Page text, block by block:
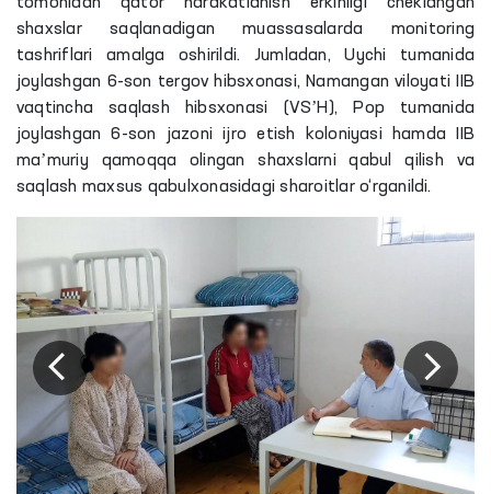
shaxslar saqlanadigan muassasalarda monitoring
tashriflari amalga oshirildi. Jumladan, Uychi tumanida
joylashgan 6-son tergov hibsxonasi, Namangan viloyati IIB
vaqtincha saqlash hibsxonasi (VSʼH), Pop tumanida
joylashgan 6-son jazoni ijro etish koloniyasi hamda IIB
maʼmuriy qamoqqa olingan shaxslarni qabul qilish va
saqlash maxsus qabulxonasidagi sharoitlar o‘rganildi.